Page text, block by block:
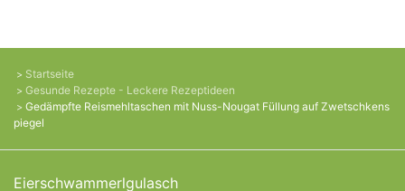
Startseite
Gesunde Rezepte - Leckere Rezeptideen
Gedämpfte Reismehltaschen mit Nuss-Nougat Füllung auf Zwetschkens
piegel
Eierschwammerlgulasch